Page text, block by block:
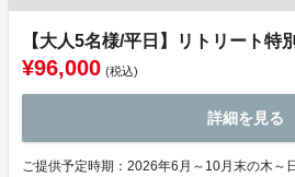
【大人5名様/平日】リトリート特
¥96,000 (税込)
詳細を見る
ご提供予定時期：2026年6月～10月末の木～